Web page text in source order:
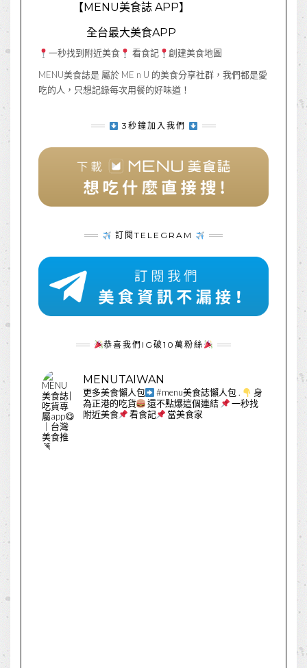
【MENU美食誌 APP】
全台最大美食APP
一秒找到附近美食 看食記
創建美食地圖
MENU美食誌是 屬於 ME n U 的美食分享社群，我們都是愛
吃的人，只想記錄每次用餐的好味道！
3秒鐘加入我們
訂閱TELEGRAM
恭喜我們IG破10萬粉絲
MENUTAIWAN
更多美食懶人包 #menu美食誌懶人包.
身
為正港的吃貨
還不點爆這個連結
一秒找
附近美食
看食記 當美食家